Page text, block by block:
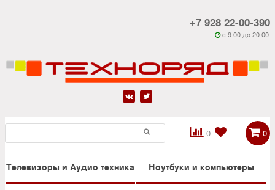
+7 928 22-00-390
 c 9:00 до 20:00
 
0

 0
Телевизоры и Аудио техника Ноутбуки и компьютеры